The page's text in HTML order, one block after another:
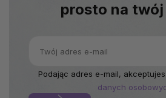
prosto na
Podając adres e-mail,
danych